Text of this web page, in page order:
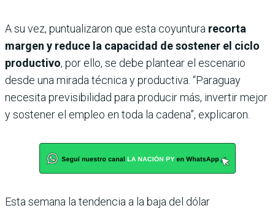
A su vez, puntualizaron que esta coyuntura recorta
margen y reduce la capacidad de sostener el ciclo
productivo, por ello, se debe plantear el escenario
desde una mirada técnica y productiva. “Paraguay
necesita previsibilidad para producir más, invertir mejor
y sostener el empleo en toda la cadena”, explicaron.
Esta semana la tendencia a la baja del dólar